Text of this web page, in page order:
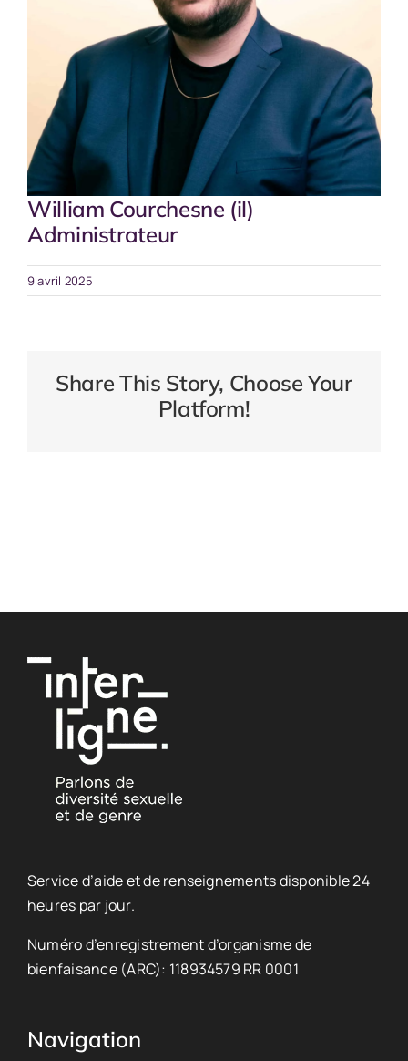
William Courchesne (il)
Administrateur
9 avril 2025
Share This Story, Choose Your
Platform!
Service d’aide et de renseignements disponible 24
heures par jour.
Numéro d’enregistrement d’organisme de
bienfaisance (ARC): 118934579 RR 0001
Navigation